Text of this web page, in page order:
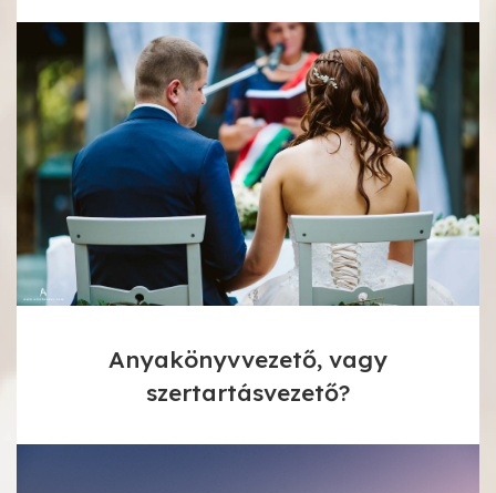
Anyakönyvvezető, vagy
szertartásvezető?